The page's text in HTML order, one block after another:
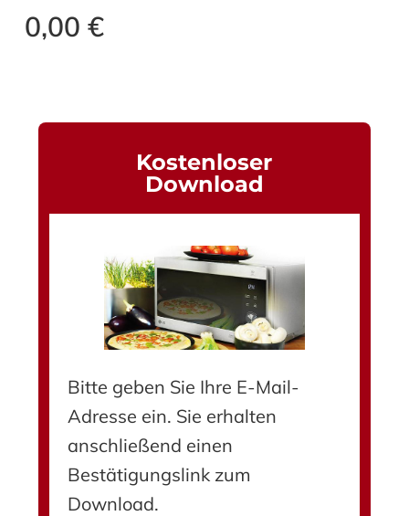
0,00 €
Kostenloser
Download
Bitte geben Sie Ihre E-Mail-
Adresse ein. Sie erhalten
anschließend einen
Bestätigungslink zum
Download.